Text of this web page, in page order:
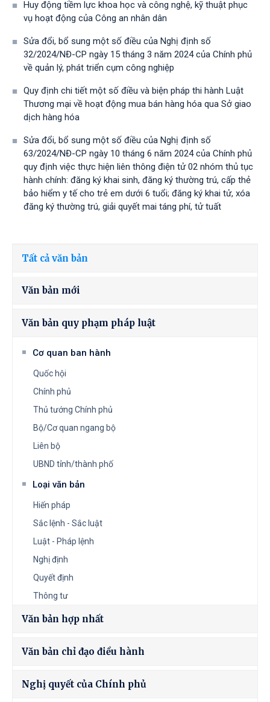
Huy động tiềm lực khoa học và công nghệ, kỹ thuật phục
vụ hoạt động của Công an nhân dân
Sửa đổi, bổ sung một số điều của Nghị định số
32/2024/NĐ-CP ngày 15 tháng 3 năm 2024 của Chính phủ
về quản lý, phát triển cụm công nghiệp
Quy định chi tiết một số điều và biện pháp thi hành Luật
Thương mại về hoạt động mua bán hàng hóa qua Sở giao
dịch hàng hóa
Sửa đổi, bổ sung một số điều của Nghị định số
63/2024/NĐ-CP ngày 10 tháng 6 năm 2024 của Chính phủ
quy định việc thực hiện liên thông điện tử 02 nhóm thủ tục
hành chính: đăng ký khai sinh, đăng ký thường trú, cấp thẻ
bảo hiểm y tế cho trẻ em dưới 6 tuổi; đăng ký khai tử, xóa
đăng ký thường trú, giải quyết mai táng phí, tử tuất
Tất cả văn bản
Văn bản mới
Văn bản quy phạm pháp luật
Cơ quan ban hành
Quốc hội
Chính phủ
Thủ tướng Chính phủ
Bộ/Cơ quan ngang bộ
Liên bộ
UBND tỉnh/thành phố
Loại văn bản
Hiến pháp
Sắc lệnh - Sắc luật
Luật - Pháp lệnh
Nghị định
Quyết định
Thông tư
Văn bản hợp nhất
Văn bản chỉ đạo điều hành
Nghị quyết của Chính phủ